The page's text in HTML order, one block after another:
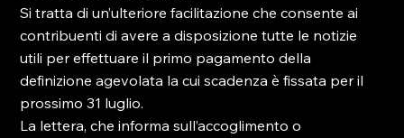
Si tratta di un’ulteriore facilitazione che consente ai
contribuenti di avere a disposizione tutte le notizie
utili per effettuare il primo pagamento della
definizione agevolata la cui scadenza è fissata per il
prossimo 31 luglio.
La lettera, che informa sull’accoglimento o